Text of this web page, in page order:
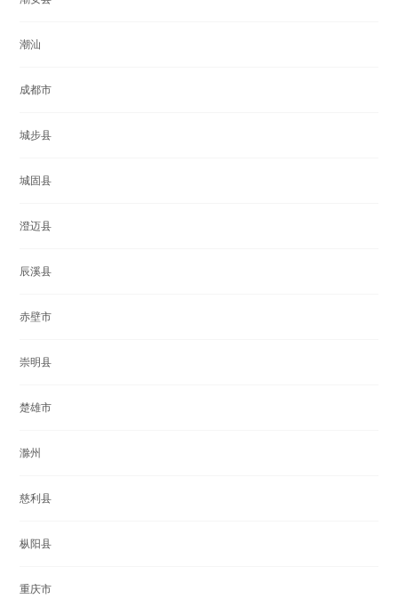
潮汕
成都市
城步县
城固县
澄迈县
辰溪县
赤壁市
崇明县
楚雄市
滁州
慈利县
枞阳县
重庆市